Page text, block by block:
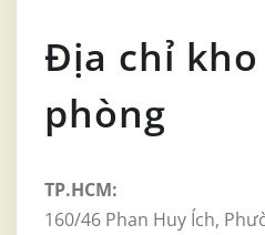
Địa chỉ kho
phòng
TP.HCM:
160/46 Phan Huy Ích,